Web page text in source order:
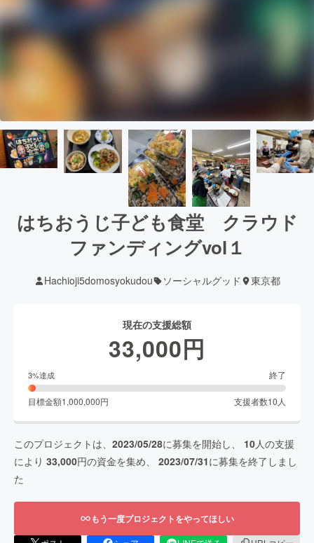
はちおうじ子ども食堂 クラウド
ファンディングvol１
Hachioji5domosyokudou ソーシャルグッド 東京都
現在の支援総額
33,000円
3%達成 終了
目標金額1,000,000円 支援者数10 人
このプロジェクトは、 2023/05/28に募集を開始し、 10人の支援
により 33,000円の資金を集め、 2023/07/31に募集を終了しまし
た
もう一度プロジェクトをやってほしい